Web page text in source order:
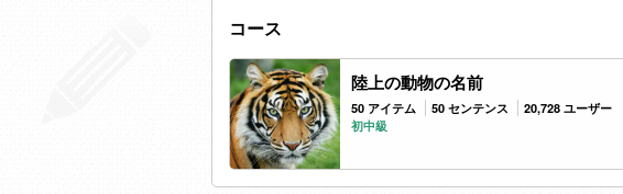
コース
陸上の動物の名前
50 アイテム 50 センテンス
20,728 ユーザー
初中級